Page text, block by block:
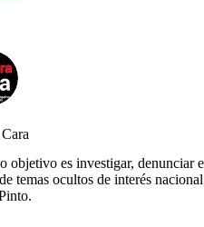
es investigar, denunciar
temas ocultos de interés